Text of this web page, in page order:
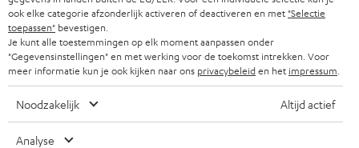
n
d
i
n
f
o
r
a
n
t
i
e
A
u
d
i
Audiolexicon: technische begrippen snel uitgelegd
C
ook elke categorie afzonderlijk activeren of deactiveren en met "Selectie
toepassen" bevestigen.
Je kunt alle toestemmingen op elk moment aanpassen onder
"Gegevensinstellingen" en met werking voor de toekomst intrekken. Voor
meer informatie kun je ook kijken naar ons privacybeleiden het impressum
Noodzakelijk Altijd actief
Analyse